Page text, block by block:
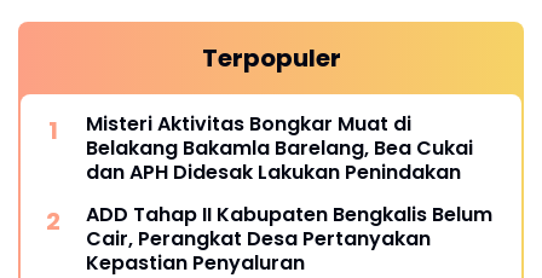
Terpopuler
Misteri Aktivitas Bongkar Muat di
Belakang Bakamla Barelang, Bea Cukai
dan APH Didesak Lakukan Penindakan
ADD Tahap II Kabupaten Bengkalis Belum
Cair, Perangkat Desa Pertanyakan
Kepastian Penyaluran